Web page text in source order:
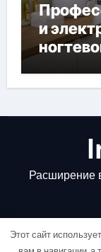
и
Расширение
Этот сайт